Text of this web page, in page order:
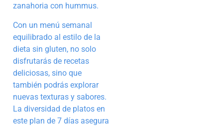
zanahoria con hummus.
Con un menú semanal
equilibrado al estilo de la
dieta sin gluten, no solo
disfrutarás de recetas
deliciosas, sino que
también podrás explorar
nuevas texturas y sabores.
La diversidad de platos en
este plan de 7 días asegura